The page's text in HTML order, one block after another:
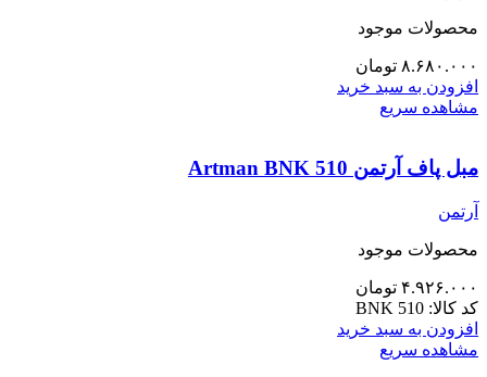
محصولات موجود
۸.۶۸۰.۰۰۰ تومان
افزودن به سبد خرید
مشاهده سریع
مبل پاف آرتمن Artman BNK 510
آرتمن
محصولات موجود
۴.۹۲۶.۰۰۰ تومان
کد کالا: BNK 510
افزودن به سبد خرید
مشاهده سریع